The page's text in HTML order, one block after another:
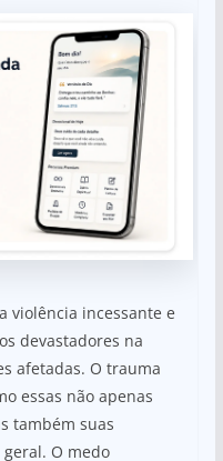
violência incessante e
devastadores na
afetadas. O trauma
essas não apenas
também suas
O medo